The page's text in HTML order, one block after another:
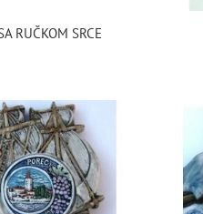
RUČKOM SRCE